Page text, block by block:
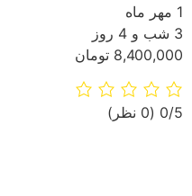
1 مهر ماه
3 شب و 4 روز
8,400,000 تومان
‫0/5 ‫(0 نظر)